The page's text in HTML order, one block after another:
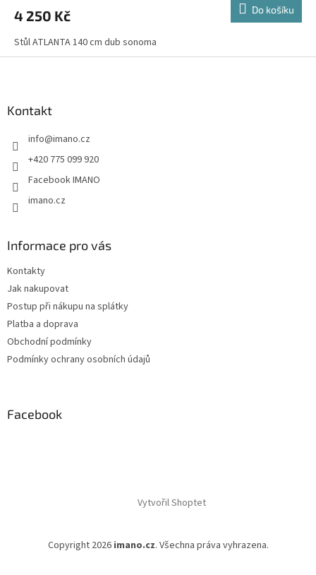
4 250 Kč Do košíku
Stůl ATLANTA 140 cm dub sonoma
Kontakt
info@imano.cz
+420 775 099 920
Facebook IMANO
imano.cz
Informace pro vás
Kontakty
Jak nakupovat
Postup při nákupu na splátky
Platba a doprava
Obchodní podmínky
Podmínky ochrany osobních údajů
Facebook
Vytvořil Shoptet
Copyright 2026 imano.cz. Všechna práva vyhrazena.